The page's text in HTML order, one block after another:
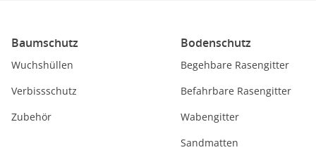
Baumschutz
Wuchshüllen
Verbissschutz
Zubehör
Bodenschutz
Begehbare Rasengitter
Befahrbare Rasengitter
Wabengitter
Sandmatten